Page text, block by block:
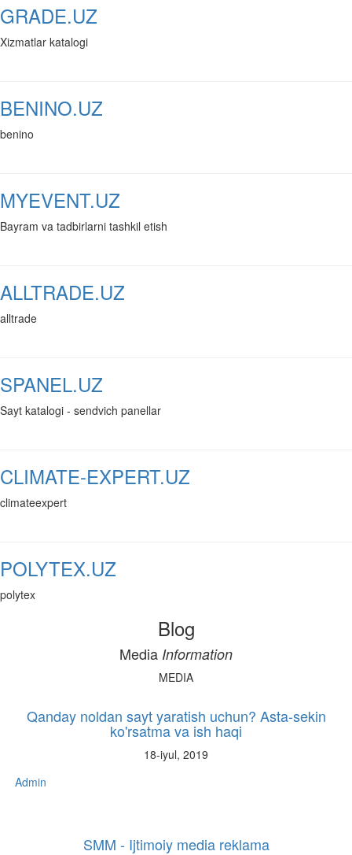
GRADE.UZ
Xizmatlar katalogi
BENINO.UZ
benino
MYEVENT.UZ
Bayram va tadbirlarni tashkil etish
ALLTRADE.UZ
alltrade
SPANEL.UZ
Sayt katalogi - sendvich panellar
CLIMATE-EXPERT.UZ
climateexpert
POLYTEX.UZ
polytex
Blog
Media Information
MEDIA
Qanday noldan sayt yaratish uchun? Asta-sekin
ko'rsatma va ish haqi
18-iyul, 2019
Admin
SMM - Ijtimoiy media reklama